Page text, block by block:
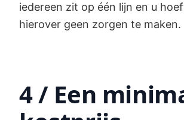
iedereen zit op één lijn en u
hierover geen zorgen te maken.
4 / Een